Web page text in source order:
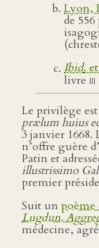
Lyon,
de
Ibid.
livre iii
Le privilège est
prælum huius
3 janvier 1668.
n’offre guère
Patin et
illustrissimo
premier
Suit un poème
Lugdun.
médecine,